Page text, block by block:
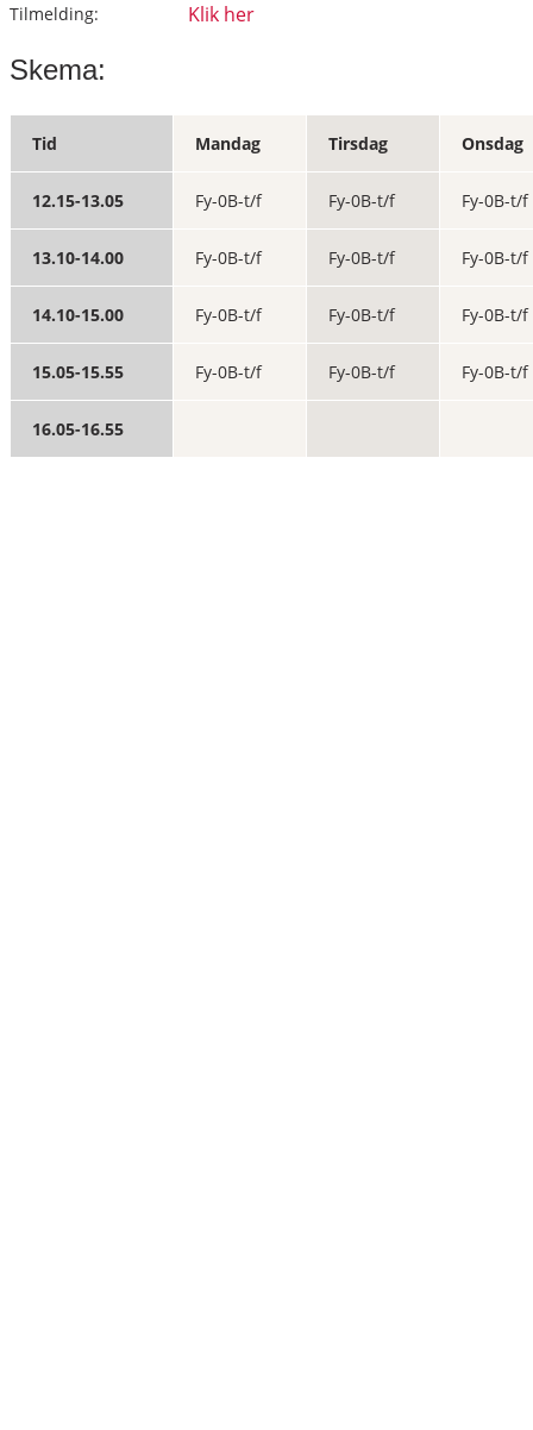
Tilmelding: Klik her
Skema:
Tid Mandag Tirsdag Onsdag
12.15-13.05 Fy-0B-t/f Fy-0B-t/f Fy-0B-t/f
13.10-14.00 Fy-0B-t/f Fy-0B-t/f Fy-0B-t/f
14.10-15.00 Fy-0B-t/f Fy-0B-t/f Fy-0B-t/f
15.05-15.55 Fy-0B-t/f Fy-0B-t/f Fy-0B-t/f
16.05-16.55